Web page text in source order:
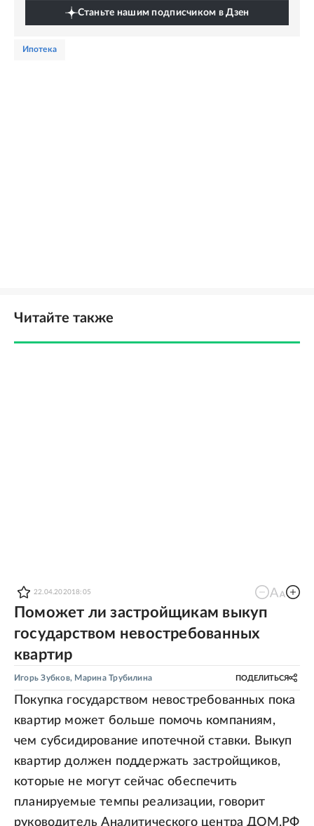
Станьте нашим подписчиком в Дзен
ипотека
Читайте также
22.04.202018:05
Поможет ли застройщикам выкуп
государством невостребованных
квартир
Игорь Зубков, Марина Трубилина ПОДЕЛИТЬСЯ
Покупка государством невостребованных пока
квартир может больше помочь компаниям,
чем субсидирование ипотечной ставки. Выкуп
квартир должен поддержать застройщиков,
которые не могут сейчас обеспечить
планируемые темпы реализации, говорит
руководитель Аналитического центра ДОМ.РФ